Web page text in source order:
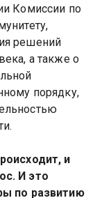
Комиссии по
решений
а также о
порядку,
и
И это
по развитию